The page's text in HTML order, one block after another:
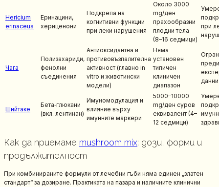
Hericium
erinaceus
Еринацини,
хериценони
Подкрепа на
когнитивни функции
при леки нарушения
Около 3000
mg/ден
прахообразни
плодни тела
(8–16 седмици)
при
Чага
Полизахариди,
фенолни
съединения
Антиоксидантна и
противовъзпалителна
активност (главно in
vitro и животински
модели)
Няма
установен
типичен
клиничен
диапазон
Шийтаке
Бета‑глюкани
(вкл. лентинан)
Имуномодулация и
влияние върху
имунните маркери
5000–10000
mg/ден суров
еквивалент (4–
12 седмици)
Как да приемаме mushroom mix: дози, форми и
продължителност
При комбинираните формули от лечебни гъби няма единен „златен
стандарт“ за дозиране. Практиката на пазара и наличните клинични